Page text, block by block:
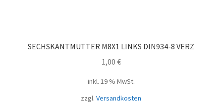
SECHSKANTMUTTER M8X1 LINKS DIN934-8 VERZ
1,00 €
inkl. 19 % MwSt.
zzgl. Versandkosten